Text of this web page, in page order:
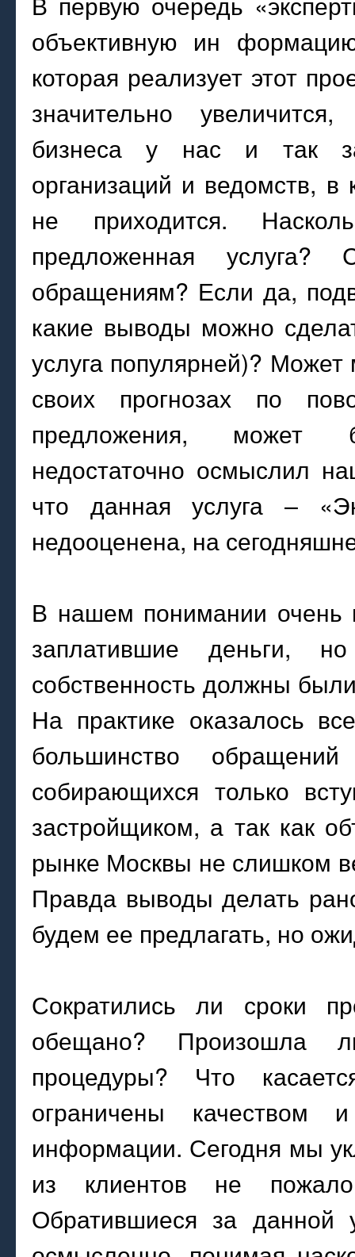
объективную ин
которая реализует этот
значительно
бизнеса у нас и так
организаций и ведомств, в
не приходится.
предложенная услуга?
обращениям? Если да,
какие выводы можно
услуга популярней)?
своих прогнозах по
предложения, может
недостаточно осмыслил
что данная услуга –
недооценена, на
В нашем понимании очень
заплатившие деньги,
собственность должны
На практике оказалось
большинство
собирающихся только
застройщиком, а так как
рынке Москвы не слишком
Правда выводы делать
будем ее предлагать, но
Сократились ли сроки
обещано? Произошла
процедуры? Что
ограничены качеством
информации. Сегодня мы
из клиентов не
Обратившиеся за данной